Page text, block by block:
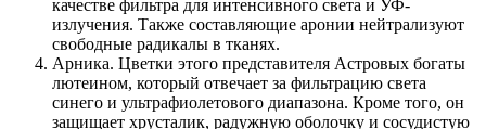
качестве фильтра для интенсивного света и УФ-
излучения. Также составляющие аронии нейтрализуют
свободные радикалы в тканях.
Арника. Цветки этого представителя Астровых богаты
лютеином, который отвечает за фильтрацию света
синего и ультрафиолетового диапазона. Кроме того, он
защищает хрусталик, радужную оболочку и сосудистую